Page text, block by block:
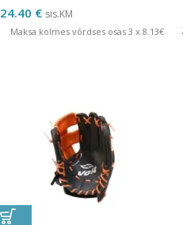
24.40 € sis.KM
Maksa kolmes võrdses osas 3 x 8.13€